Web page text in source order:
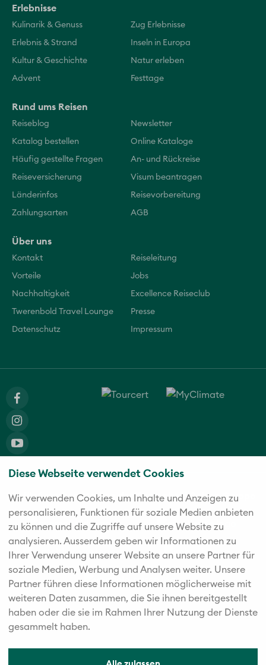
Diese Webseite verwendet Cookies
Wir verwenden Cookies, um Inhalte und Anzeigen zu
personalisieren, Funktionen für soziale Medien anbieten
zu können und die Zugriffe auf unsere Website zu
analysieren. Außerdem geben wir Informationen zu
Ihrer Verwendung unserer Website an unsere Partner für
soziale Medien, Werbung und Analysen weiter. Unsere
Partner führen diese Informationen möglicherweise mit
weiteren Daten zusammen, die Sie ihnen bereitgestellt
haben oder die sie im Rahmen Ihrer Nutzung der Dienste
gesammelt haben.
Erlebnisse
Kulinarik & Genuss Zug Erlebnisse
Erlebnis & Strand Inseln in Europa
Kultur & Geschichte Natur erleben
Advent Festtage
Rund ums Reisen
Reiseblog Newsletter
Katalog bestellen Online Kataloge
Häufig gestellte Fragen An- und Rückreise
Reiseversicherung Visum beantragen
Länderinfos Reisevorbereitung
Zahlungsarten AGB
Über uns
Kontakt Reiseleitung
Vorteile Jobs
Nachhaltigkeit Excellence Reiseclub
Twerenbold Travel Lounge Presse
Datenschutz Impressum
Die fünf starken Marken der Twerenbold Reisen Gruppe